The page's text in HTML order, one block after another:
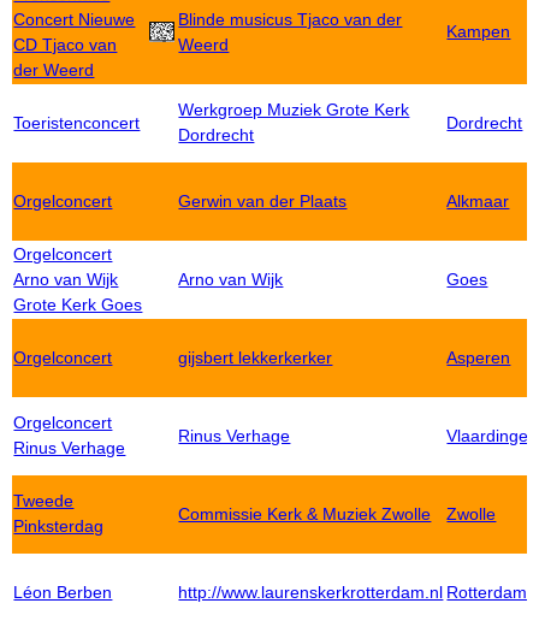
Concert Nieuwe
CD Tjaco van
der Weerd
Blinde musicus Tjaco van der
Weerd
Kampen
Toeristenconcert
Werkgroep Muziek Grote Kerk
Dordrecht
Dordrecht
Orgelconcert Gerwin van der Plaats Alkmaar
Orgelconcert
Arno van Wijk
Grote Kerk Goes
Arno van Wijk Goes
Orgelconcert gijsbert lekkerkerker Asperen
Orgelconcert
Rinus Verhage
Rinus Verhage Vlaardingen
Tweede
Pinksterdag
Commissie Kerk & Muziek Zwolle Zwolle
Léon Berben http://www.laurenskerkrotterdam.nl Rotterdam